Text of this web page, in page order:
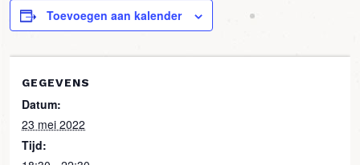
Toevoegen aan kalender
GEGEVENS
Datum:
23 mei 2022
Tijd: